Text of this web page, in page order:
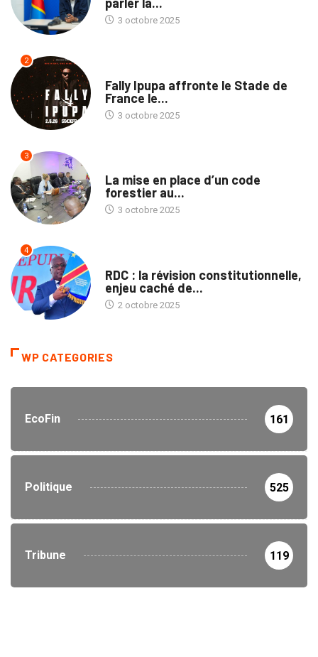
3 octobre 2025
2
Fally Ipupa affronte le Stade de
France le...
3 octobre 2025
3
La mise en place d’un code
forestier au...
3 octobre 2025
4
RDC : la révision constitutionnelle,
enjeu caché de...
2 octobre 2025
WP CATEGORIES
EcoFin 161
Politique 525
Tribune 119